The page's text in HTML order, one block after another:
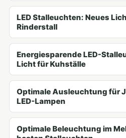
LED Stalleuchten: Neues
Rinderstall
Energiesparende LED-
Licht für Kuhställe
Optimale Ausleuchtung für
LED-Lampen
Optimale Beleuchtung im